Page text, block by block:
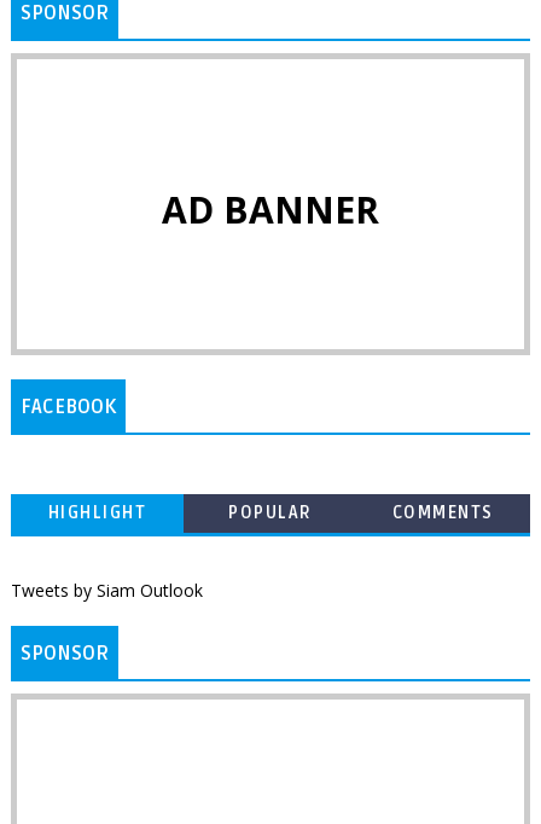
SPONSOR
AD BANNER
FACEBOOK
HIGHLIGHT POPULAR COMMENTS
Tweets by Siam Outlook
SPONSOR